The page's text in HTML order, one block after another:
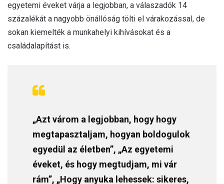
egyetemi éveket várja a legjobban, a válaszadók 14
százalékát a nagyobb önállóság tölti el várakozással, de
sokan kiemelték a munkahelyi kihívásokat és a
családalapítást is.
„Azt várom a legjobban, hogy hogy
megtapasztaljam, hogyan boldogulok
egyedül az életben”, „Az egyetemi
éveket, és hogy megtudjam, mi vár
rám”, „Hogy anyuka lehessek: sikeres,